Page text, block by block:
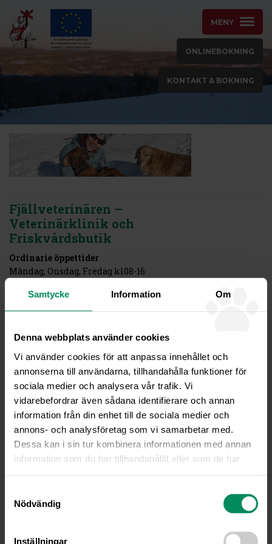
Samtycke Information Om
Denna webbplats använder cookies
Vi använder cookies för att anpassa innehållet och
annonserna till användarna, tillhandahålla funktioner för
sociala medier och analysera vår trafik. Vi
vidarebefordrar även sådana identifierare och annan
information från din enhet till de sociala medier och
annons- och analysföretag som vi samarbetar med.
Dessa kan i sin tur kombinera informationen med annan
information som du har tillhandahållit eller som de har
Nödvändig
Inställningar
MENY
ONLINEBOKNING
KONTAKT & BOKNING
Fjällveterinären –
Veterinärklinik och
Friskvårdsbutik
Ordinarie öppettider
Måndag, Onsdag, Fredag kl08-16
Veterinär rådfrågning
Telefontid måndagar kl08-10 och övriga vardagar kl08-09
Rådgivning kan gärna göras via
mailinfo@fjallveterinaren.se
Akuta sjukdomsfall
Akut telefondirekt076-10 99 188
Gäller endast under klinikens öppettider
Tidsbokning
info@fjallveterinaren.se